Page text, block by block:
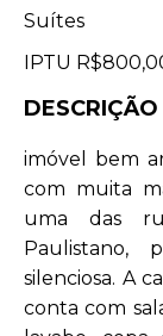
Suítes
IPTU
imóvel bem
com muita
uma das
Paulistano,
silenciosa. A
conta com